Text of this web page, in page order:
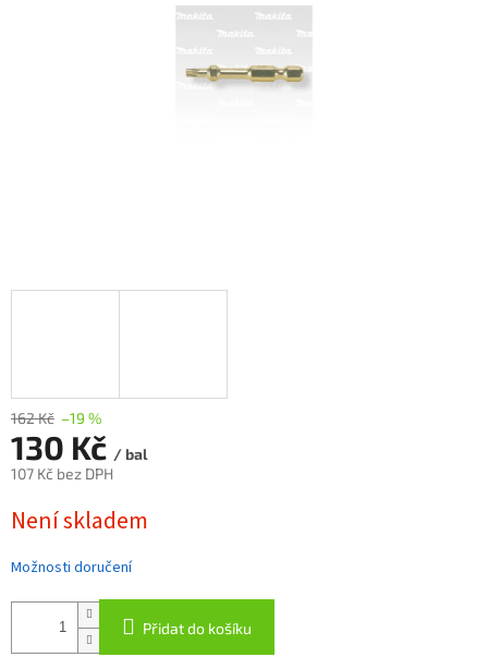
162 Kč –19 %
130 Kč / bal
107 Kč bez DPH
cena:
Není skladem
Možnosti doručení
Přidat do košíku